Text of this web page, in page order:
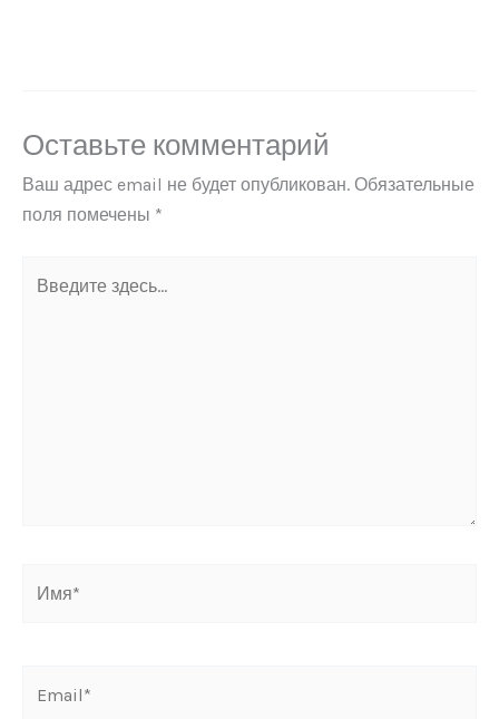
Оставьте комментарий
Ваш адрес email не будет опубликован. Обязательные
поля помечены *
здесь...